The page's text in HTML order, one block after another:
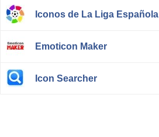
Iconos de La Liga Española
Emoticon Maker
Icon Searcher